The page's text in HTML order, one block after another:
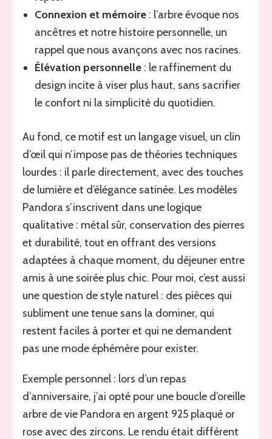
Connexion et mémoire : l’arbre évoque nos
ancêtres et notre histoire personnelle, un
rappel que nous avançons avec nos racines.
Élévation personnelle : le raffinement du
design incite à viser plus haut, sans sacrifier
le confort ni la simplicité du quotidien.
Au fond, ce motif est un langage visuel, un clin
d’œil qui n’impose pas de théories techniques
lourdes : il parle directement, avec des touches
de lumière et d’élégance satinée. Les modèles
Pandora s’inscrivent dans une logique
qualitative : métal sûr, conservation des pierres
et durabilité, tout en offrant des versions
adaptées à chaque moment, du déjeuner entre
amis à une soirée plus chic. Pour moi, c’est aussi
une question de style naturel : des pièces qui
subliment une tenue sans la dominer, qui
restent faciles à porter et qui ne demandent
pas une mode éphémère pour exister.
Exemple personnel : lors d’un repas
d’anniversaire, j’ai opté pour une boucle d’oreille
arbre de vie Pandora en argent 925 plaqué or
rose avec des zircons. Le rendu était différent